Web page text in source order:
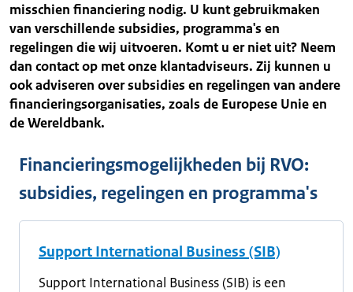
misschien financiering nodig. U kunt gebruikmaken
van verschillende subsidies, programma's en
regelingen die wij uitvoeren. Komt u er niet uit? Neem
dan contact op met onze klantadviseurs. Zij kunnen u
ook adviseren over subsidies en regelingen van andere
financieringsorganisaties, zoals de Europese Unie en
de Wereldbank.
Financieringsmogelijkheden bij RVO:
subsidies, regelingen en programma's
Support International Business (SIB)
Support International Business (SIB) is een